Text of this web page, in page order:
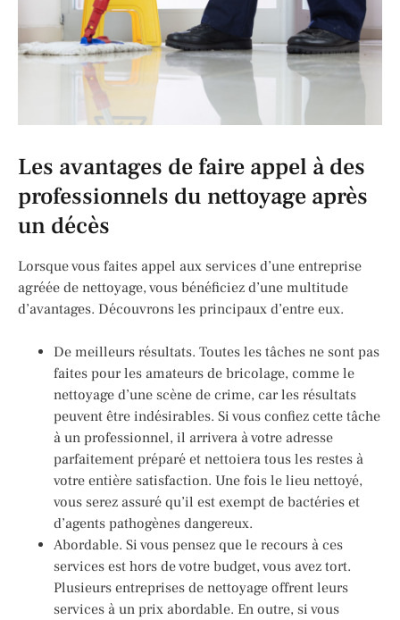
Les avantages de faire appel à des
professionnels du nettoyage après
un décès
Lorsque vous faites appel aux services d’une entreprise
agréée de nettoyage, vous bénéficiez d’une multitude
d’avantages. Découvrons les principaux d’entre eux.
De meilleurs résultats. Toutes les tâches ne sont pas
faites pour les amateurs de bricolage, comme le
nettoyage d’une scène de crime, car les résultats
peuvent être indésirables. Si vous confiez cette tâche
à un professionnel, il arrivera à votre adresse
parfaitement préparé et nettoiera tous les restes à
votre entière satisfaction. Une fois le lieu nettoyé,
vous serez assuré qu’il est exempt de bactéries et
d’agents pathogènes dangereux.
Abordable. Si vous pensez que le recours à ces
services est hors de votre budget, vous avez tort.
Plusieurs entreprises de nettoyage offrent leurs
services à un prix abordable. En outre, si vous